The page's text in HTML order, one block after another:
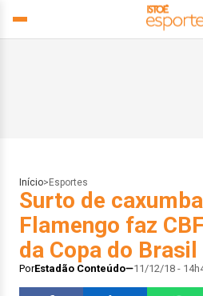
Início> Esportes
Surto de
Flamengo faz
da Copa do
PorEstadão Conteúdo 11/12/18 -